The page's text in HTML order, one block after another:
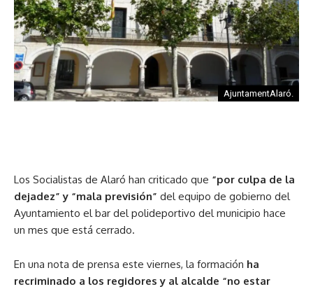
AjuntamentAlaró.
Los Socialistas de Alaró han criticado que “por culpa de la
dejadez” y “mala previsión” del equipo de gobierno del
Ayuntamiento el bar del polideportivo del municipio hace
un mes que está cerrado.
En una nota de prensa este viernes, la formación ha
recriminado a los regidores y al alcalde “no estar